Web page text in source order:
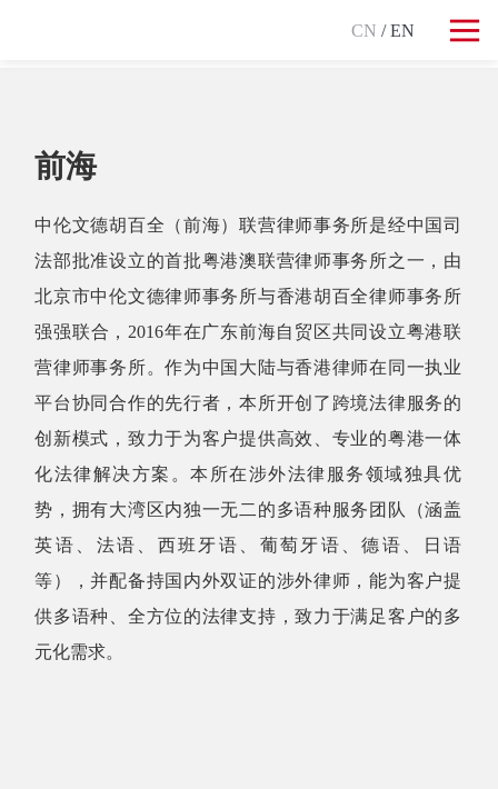
CN / EN
前海
中伦文德胡百全（前海）联营律师事务所是经中国司
法部批准设立的首批粤港澳联营律师事务所之一，由
北京市中伦文德律师事务所与香港胡百全律师事务所
强强联合，2016年在广东前海自贸区共同设立粤港联
营律师事务所。作为中国大陆与香港律师在同一执业
平台协同合作的先行者，本所开创了跨境法律服务的
创新模式，致力于为客户提供高效、专业的粤港一体
化法律解决方案。本所在涉外法律服务领域独具优
势，拥有大湾区内独一无二的多语种服务团队（涵盖
英语、法语、西班牙语、葡萄牙语、德语、日语
等），并配备持国内外双证的涉外律师，能为客户提
供多语种、全方位的法律支持，致力于满足客户的多
元化需求。